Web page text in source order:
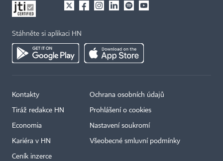
Stáhněte si aplikaci HN
Kontakty
Tiráž redakce HN
Economia
Kariéra v HN
Ceník inzerce
Ochrana osobních údajů
Prohlášení o cookies
Nastavení soukromí
Všeobecné smluvní podmínky